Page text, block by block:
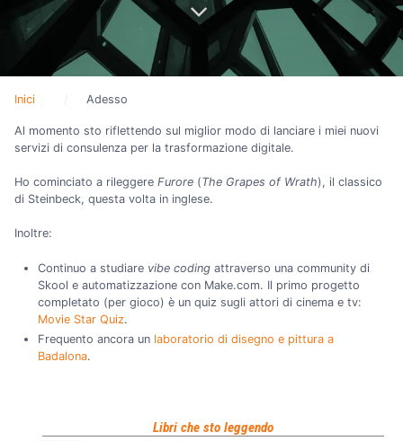
Inici Adesso
Al momento sto riflettendo sul miglior modo di lanciare i miei nuovi
servizi di consulenza per la trasformazione digitale.
Ho cominciato a rileggere Furore (The Grapes of Wrath), il classico
di Steinbeck, questa volta in inglese.
Inoltre:
Continuo a studiare vibe codingattraverso una community di
Skool e automatizzazione con Make.com. Il primo progetto
completato (per gioco) è un quiz sugli attori di cinema e tv:
Movie Star Quiz.
Frequento ancora un laboratorio di disegno e pittura a
Badalona.
Libri che sto leggendo